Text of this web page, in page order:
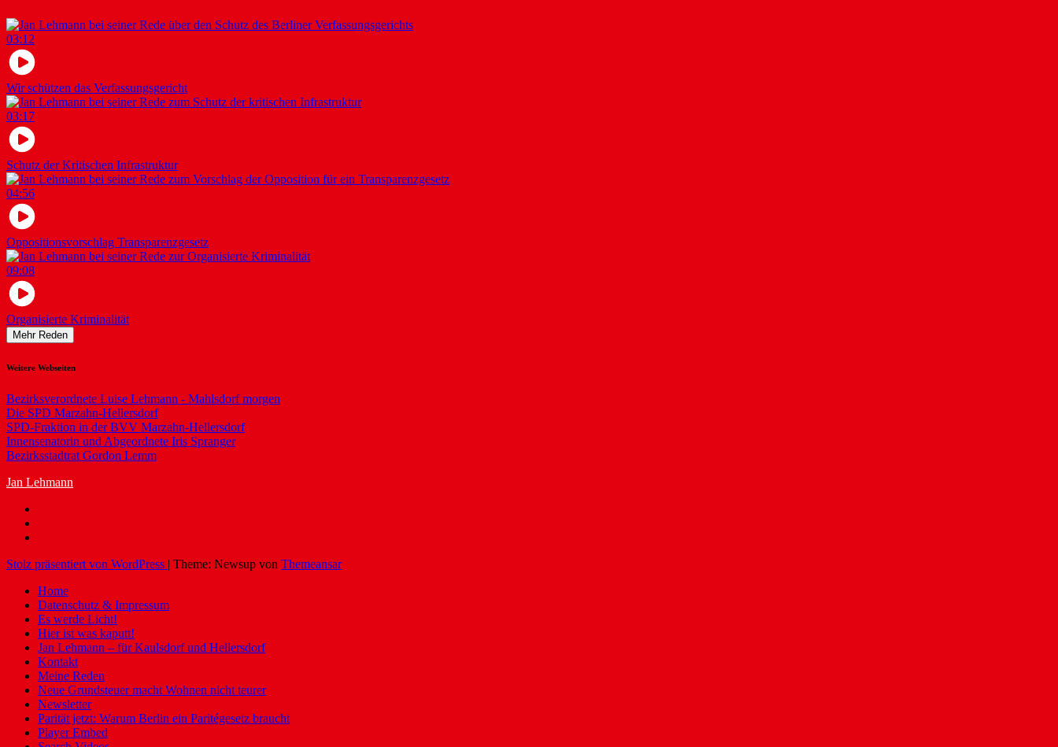
03:12
Wir schützen das Verfassungsgericht
03:17
Schutz der Kritischen Infrastruktur
04:56
Oppositionsvorschlag Transparenzgesetz
09:08
Organisierte Kriminalität
Mehr Reden
Weitere Webseiten
Bezirksverordnete Luise Lehmann - Mahlsdorf morgen
Die SPD Marzahn-Hellersdorf
SPD-Fraktion in der BVV Marzahn-Hellersdorf
Innensenatorin und Abgeordnete Iris Spranger
Bezirksstadtrat Gordon Lemm
Jan Lehmann
Stolz präsentiert von WordPress | Theme: Newsup von Themeansar
Home
Datenschutz & Impressum
Es werde Licht!
Hier ist was kaputt!
Jan Lehmann – für Kaulsdorf und Hellersdorf
Kontakt
Meine Reden
Neue Grundsteuer macht Wohnen nicht teurer
Newsletter
Parität jetzt: Warum Berlin ein Paritégesetz braucht
Player Embed